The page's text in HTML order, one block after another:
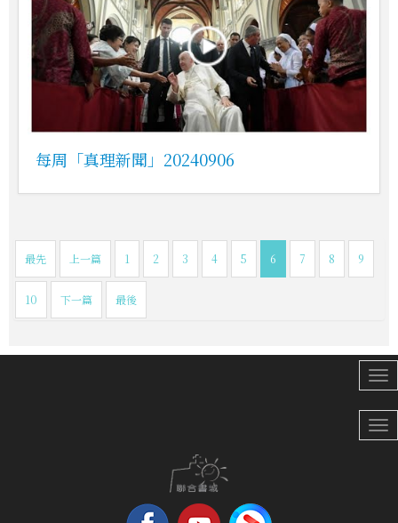
每周「真理新聞」20240906
最先 上一篇 1 2 3 4 5 6 7 8 9
10 下一篇 最後